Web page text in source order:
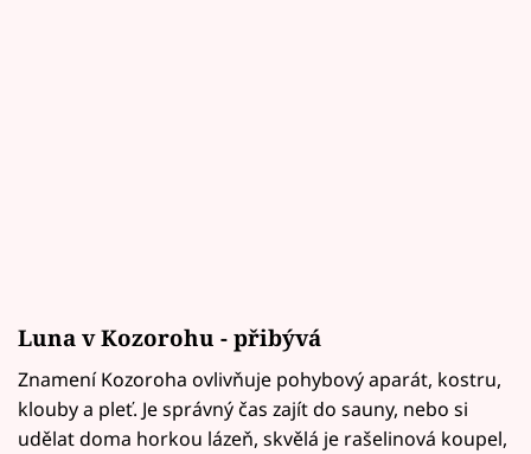
Luna v Kozorohu - přibývá
Znamení Kozoroha ovlivňuje pohybový aparát, kostru,
klouby a pleť. Je správný čas zajít do sauny, nebo si
udělat doma horkou lázeň, skvělá je rašelinová koupel,